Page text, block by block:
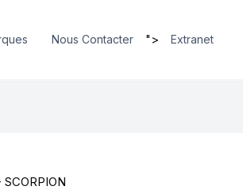
Nous Contacter "> Extranet
SCORPION